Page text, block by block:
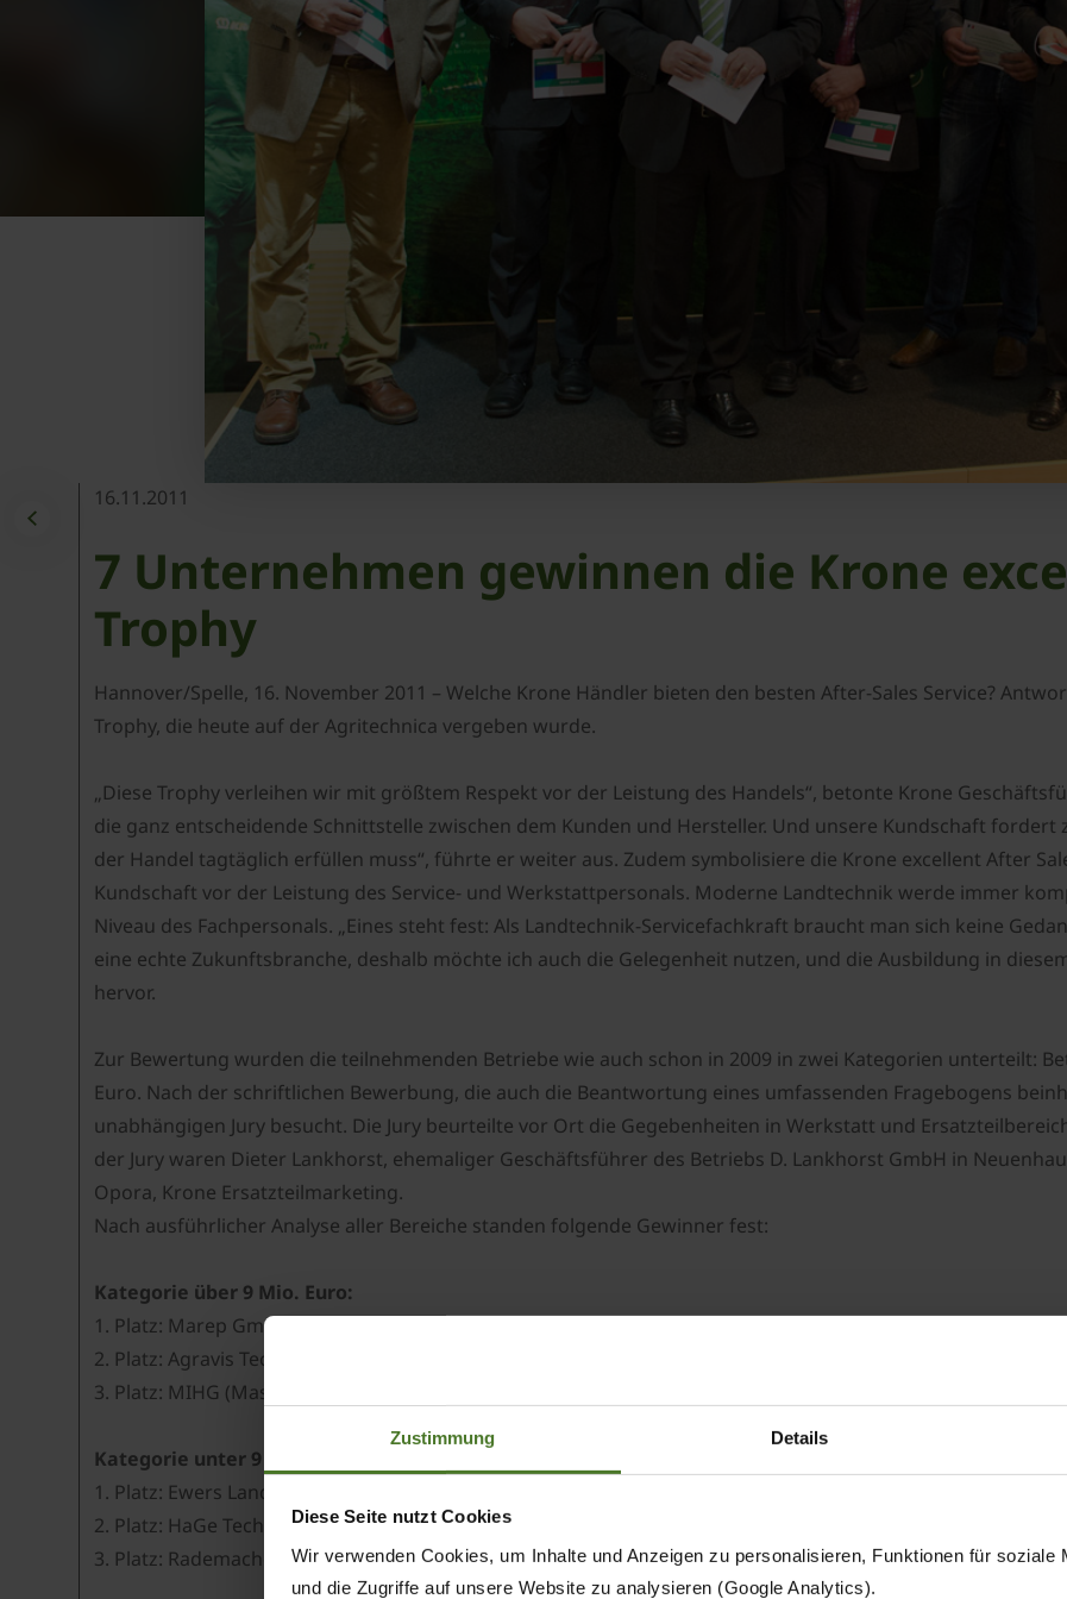
Zustimmung Details
Diese Seite nutzt Cookies
Wir verwenden Cookies, um Inhalte und Anzeigen zu personalisieren, Funktionen für soziale
und die Zugriffe auf unsere Website zu analysieren (Google Analytics).
16.11.2011
7 Unternehmen gewinnen die Krone
Trophy
Hannover/Spelle, 16. November 2011 – Welche Krone Händler bieten den besten After-Sales Service?
Trophy, die heute auf der Agritechnica vergeben wurde.
„Diese Trophy verleihen wir mit größtem Respekt vor der Leistung des Handels“, betonte Krone
die ganz entscheidende Schnittstelle zwischen dem Kunden und Hersteller. Und unsere Kundschaft fordert
der Handel tagtäglich erfüllen muss“, führte er weiter aus. Zudem symbolisiere die Krone excellent After
Kundschaft vor der Leistung des Service- und Werkstattpersonals. Moderne Landtechnik werde immer
Niveau des Fachpersonals. „Eines steht fest: Als Landtechnik-Servicefachkraft braucht man sich keine
eine echte Zukunftsbranche, deshalb möchte ich auch die Gelegenheit nutzen, und die Ausbildung in
hervor.
Zur Bewertung wurden die teilnehmenden Betriebe wie auch schon in 2009 in zwei Kategorien unterteilt:
Euro. Nach der schriftlichen Bewerbung, die auch die Beantwortung eines umfassenden Fragebogens
unabhängigen Jury besucht. Die Jury beurteilte vor Ort die Gegebenheiten in Werkstatt und
der Jury waren Dieter Lankhorst, ehemaliger Geschäftsführer des Betriebs D. Lankhorst GmbH in
Opora, Krone Ersatzteilmarketing.
Nach ausführlicher Analyse aller Bereiche standen folgende Gewinner fest:
Kategorie über 9 Mio. Euro:
1. Platz: Marep GmbH in Teterow
2. Platz: Agravis Technik Heide-Altmark GmbH in Uelzen
3. Platz: MIHG (Maschinen-, Instandsetzungs- und Handels) GmbH in Petschow
Kategorie unter 9 Mio. Euro:
1. Platz: Ewers Landtechnik in Salzkotten-Thüle
2. Platz: HaGe Technik Gnutz GmbH in Gnutz
3. Platz: Rademacher Land- und Industrietechnik in Halver